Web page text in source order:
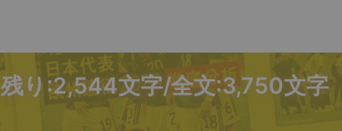
残り:2,544文字/全文:3,750文字